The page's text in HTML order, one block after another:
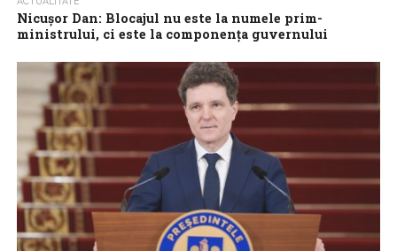
Nicuşor Dan: Blocajul nu este la numele prim-
ministrului, ci este la componenţa guvernului
formarea unui nou guvern nu este la numele premierului, ci la
componenţa viitorului executiv...